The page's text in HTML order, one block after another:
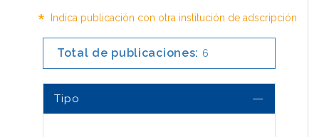
* Indica publicación con otra institución de adscripción
Total de publicaciones: 6
Tipo